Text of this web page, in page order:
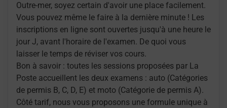
Outre-mer, soyez certain d'avoir une place facilement.
Vous pouvez même le faire à la dernière minute ! Les
inscriptions en ligne sont ouvertes jusqu'à une heure le
jour J, avant l'horaire de l'examen. De quoi vous
laisser le temps de réviser vos cours.
Bon à savoir : toutes les sessions proposées par La
Poste accueillent les deux examens : auto (Catégories
de permis B, C, D, E) et moto (Catégorie de permis A).
Côté tarif, nous vous proposons une formule unique à